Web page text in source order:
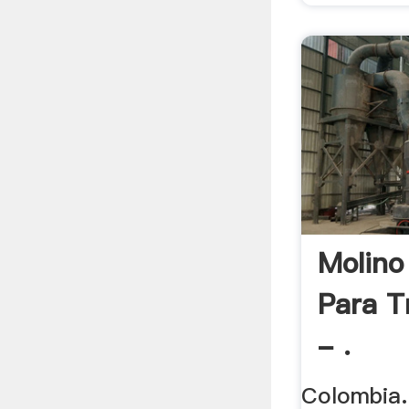
Para
- .